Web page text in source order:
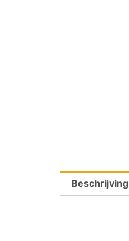
Beschrijving